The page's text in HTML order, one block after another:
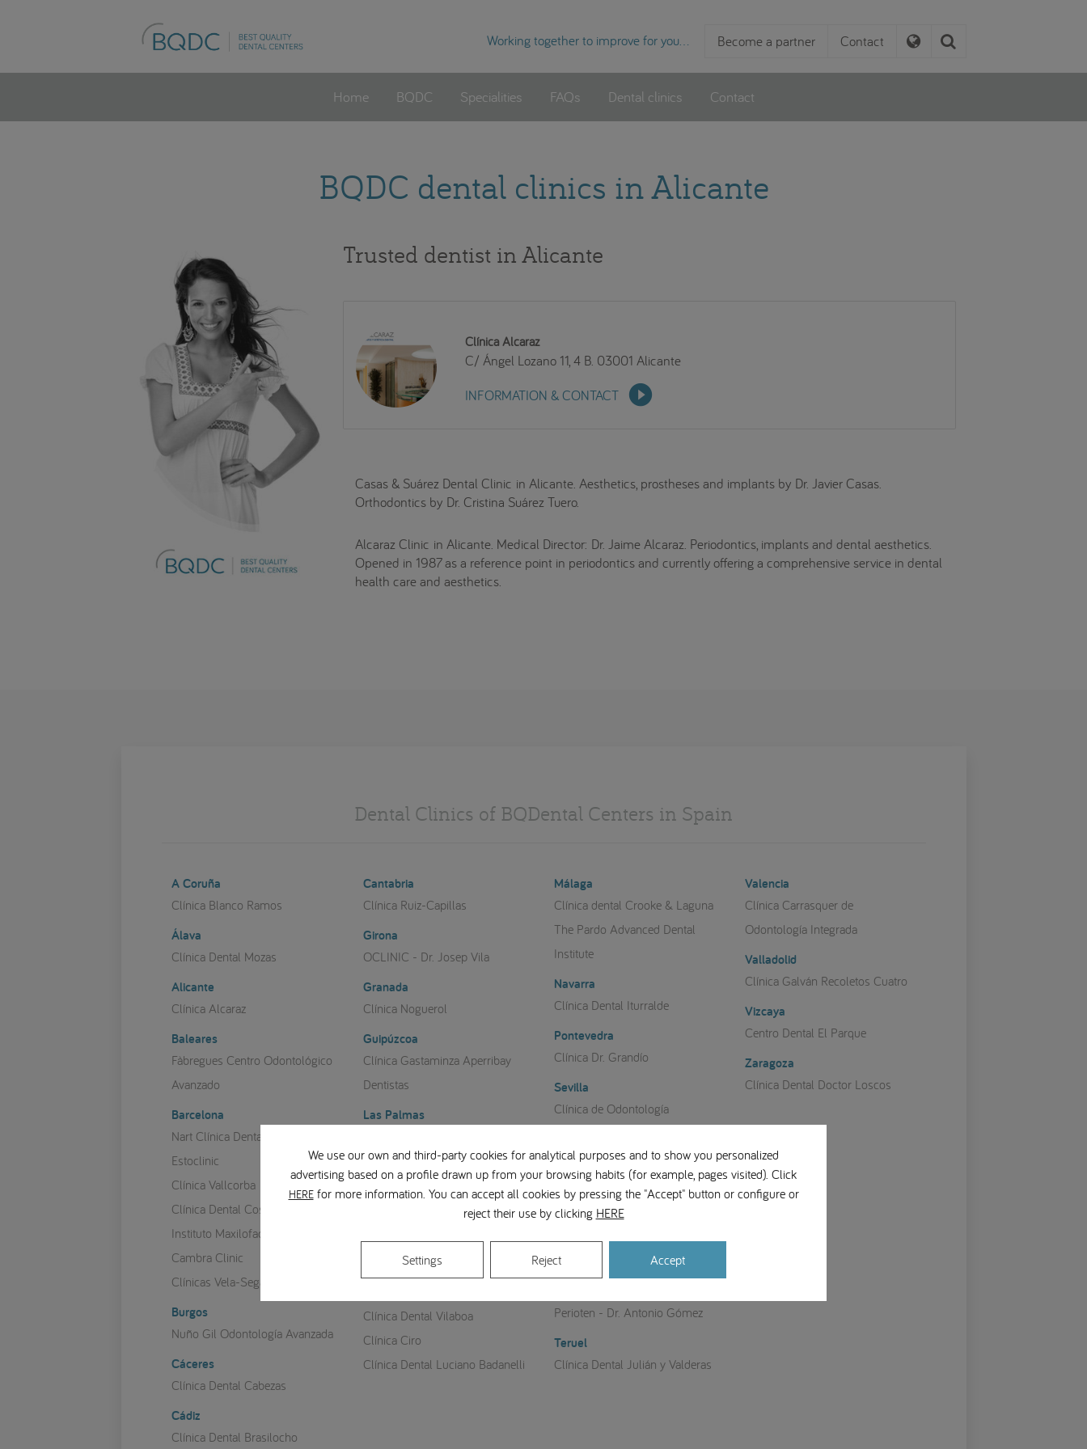
Working together to improve for you... Become a partner Contact
Home BQDC Specialities FAQs Dental clinics Contact
BQDC dental clinics in Alicante
Trusted dentist in Alicante
Clínica Alcaraz
C/ Ángel Lozano 11, 4 B. 03001 Alicante
INFORMATION & CONTACT
Casas & Suárez Dental Clinic in Alicante. Aesthetics, prostheses and implants by Dr. Javier Casas.
Orthodontics by Dr. Cristina Suárez Tuero.
Alcaraz Clinic in Alicante. Medical Director: Dr. Jaime Alcaraz. Periodontics, implants and dental aesthetics.
Opened in 1987 as a reference point in periodontics and currently offering a comprehensive service in dental
health care and aesthetics.
Dental Clinics of BQDental Centers in Spain
A Coruña
Clínica Blanco Ramos
Álava
Clínica Dental Mozas
Alicante
Clínica Alcaraz
Baleares
Fàbregues Centro Odontológico
Avanzado
Barcelona
Nart Clínica Dental
Estoclinic
Clínica Vallcorba
Clínica Dental Costa Codina
Instituto Maxilofacial
Cambra Clinic
Clínicas Vela-Segalà
Burgos
Nuño Gil Odontología Avanzada
Cáceres
Clínica Dental Cabezas
Cádiz
Clínica Dental Brasilocho
Cantabria
Clínica Ruiz-Capillas
Girona
OCLINIC - Dr. Josep Vila
Granada
Clínica Noguerol
Guipúzcoa
Clínica Gastaminza Aperribay
Dentistas
Las Palmas
Lleida
Brånemark Lleida
Clínica Dental Pedro Barrio
Clínica Dental Vilaboa
Clínica Ciro
Clínica Dental Luciano Badanelli
Málaga
Clínica dental Crooke & Laguna
The Pardo Advanced Dental
Institute
Navarra
Clínica Dental Iturralde
Pontevedra
Clínica Dr. Grandío
Sevilla
Clínica de Odontología
Gallego Experiencia Dental
Soria
Clínica Rafael Peñuelas
Tarragona
Clínica Dental Roche
Perioten - Dr. Antonio Gómez
Teruel
Clínica Dental Julián y Valderas
Valencia
Clínica Carrasquer de
Odontología Integrada
Valladolid
Clínica Galván Recoletos Cuatro
Vizcaya
Centro Dental El Parque
Zaragoza
Clínica Dental Doctor Loscos
We use our own and third-party cookies for analytical purposes and to show you personalized
advertising based on a profile drawn up from your browsing habits (for example, pages visited). Click
HEREfor more information. You can accept all cookies by pressing the "Accept" button or configure or
reject their use by clicking HERE
Accept
Reject
Settings